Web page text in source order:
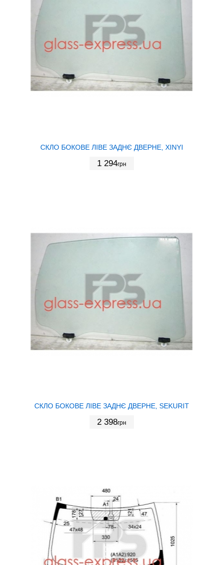
СКЛО БОКОВЕ ЛІВЕ ЗАДНЄ ДВЕРНЕ, XINYI
1 294грн
СКЛО БОКОВЕ ЛІВЕ ЗАДНЄ ДВЕРНЕ, SEKURIT
2 398грн